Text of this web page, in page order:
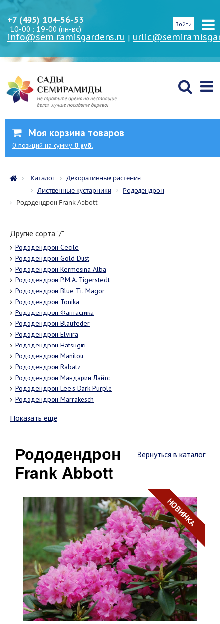
+7 (495) 104-56-53
10-00 : 19-00 (пн-вс)
info@semiramisgardens.ru |
Войти
Моя корзина товаров
0 позиций на сумму 0 руб.
Каталог
Декоративные растения
Лиственные кустарники
Рододендрон
Рододендрон Frank Abbott
Другие сорта "/"
Рододендрон Cecile
Рододендрон Gold Dust
Рододендрон Kermesina Alba
Рододендрон P.M.A. Tigerstedt
Рододендрон Blue Tit Magor
Рододендрон Tonika
Рододендрон Фантастика
Рододендрон Blaufeder
Рододендрон Elviira
Рододендрон Hatsugiri
Рододендрон Manitou
Рододендрон Rabatz
Рододендрон Мандарин Лайтс
Рододендрон Lee's Dark Purple
Рододендрон Marrakesch
Показать еще
Вернуться в каталог
Рододендрон
Frank Abbott
НОВИНКА